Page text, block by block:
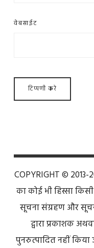
वेबसाईट
COPYRIGHT © 2013-
का कोई भी हिस्सा
सूचना संग्रहण और
द्वारा प्रकाशक
पुनरुत्पादित नहीं